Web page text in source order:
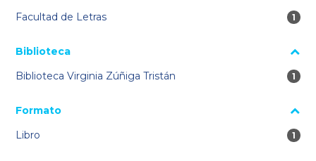
Facultad de Letras
1
1
Biblioteca
Biblioteca Virginia Zúñiga Tristán
1
1
Formato
Libro
1
1